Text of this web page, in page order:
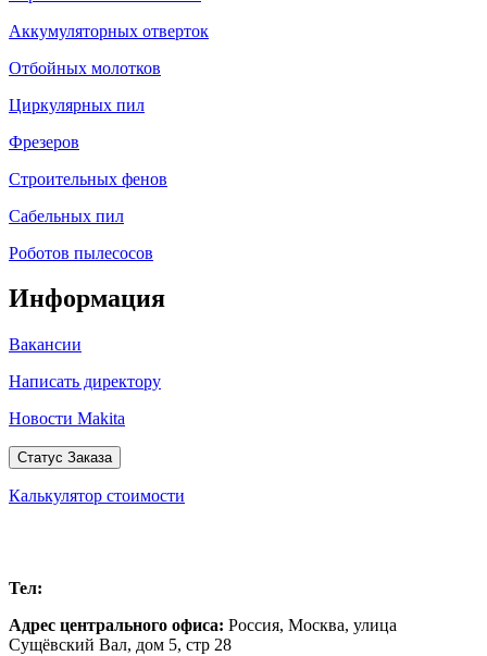
Аккумуляторных отверток
Отбойных молотков
Циркулярных пил
Фрезеров
Строительных фенов
Сабельных пил
Роботов пылесосов
Информация
Вакансии
Написать директору
Новости Makita
Статус Заказа
Калькулятор стоимости
Тел:
Адрес центрального офиса: Россия, Москва, улица
Сущёвский Вал, дом 5, стр 28